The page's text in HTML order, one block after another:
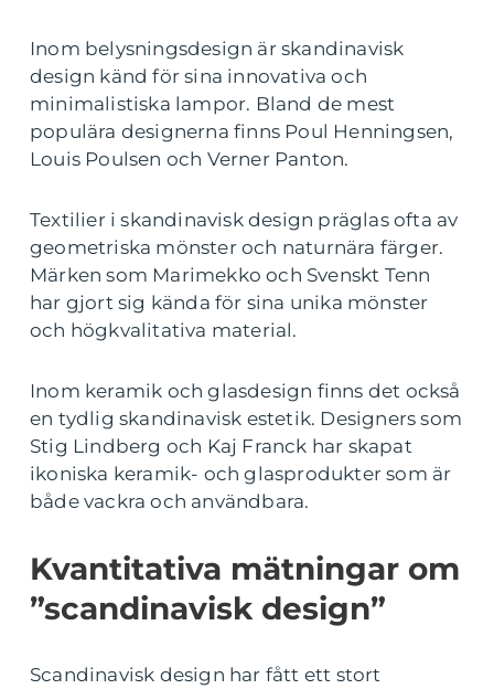
Inom belysningsdesign är skandinavisk
design känd för sina innovativa och
minimalistiska lampor. Bland de mest
populära designerna finns Poul Henningsen,
Louis Poulsen och Verner Panton.
Textilier i skandinavisk design präglas ofta av
geometriska mönster och naturnära färger.
Märken som Marimekko och Svenskt Tenn
har gjort sig kända för sina unika mönster
och högkvalitativa material.
Inom keramik och glasdesign finns det också
en tydlig skandinavisk estetik. Designers som
Stig Lindberg och Kaj Franck har skapat
ikoniska keramik- och glasprodukter som är
både vackra och användbara.
Kvantitativa mätningar om
”scandinavisk design”
Scandinavisk design har fått ett stort